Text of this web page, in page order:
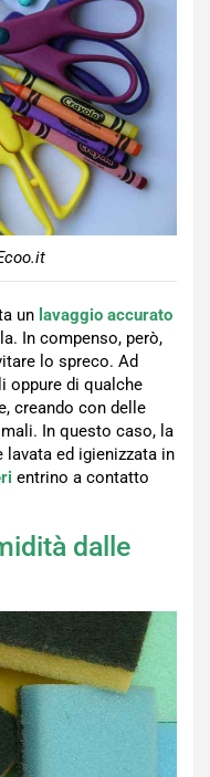
un lavaggio accurato
In compenso, però,
lo spreco. Ad
oppure di qualche
creando con delle
In questo caso, la
lavata ed igienizzata in
entrino a contatto
dalle